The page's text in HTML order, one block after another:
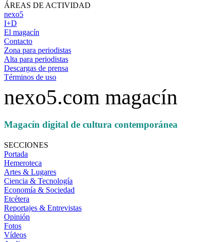
ÁREAS DE ACTIVIDAD
nexo5
I+D
El magacín
Contacto
Zona para periodistas
Alta para periodistas
Descargas de prensa
Términos de uso
nexo5.com magacín
Magacín digital de cultura contemporánea
SECCIONES
Portada
Hemeroteca
Artes & Lugares
Ciencia & Tecnología
Economía & Sociedad
Etcétera
Reportajes & Entrevistas
Opinión
Fotos
Vídeos